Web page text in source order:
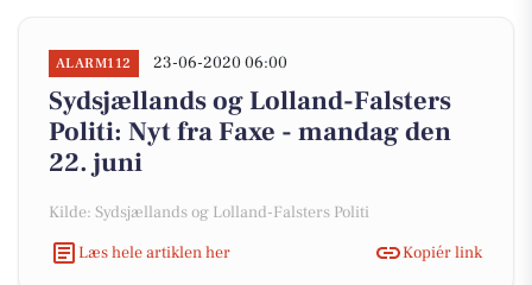
ALARM112 23-06-2020 06:00
Sydsjællands og Lolland-Falsters
Politi: Nyt fra Faxe - mandag den
22. juni
Kilde: Sydsjællands og Lolland-Falsters Politi
Læs hele artiklen her
Kopiér link